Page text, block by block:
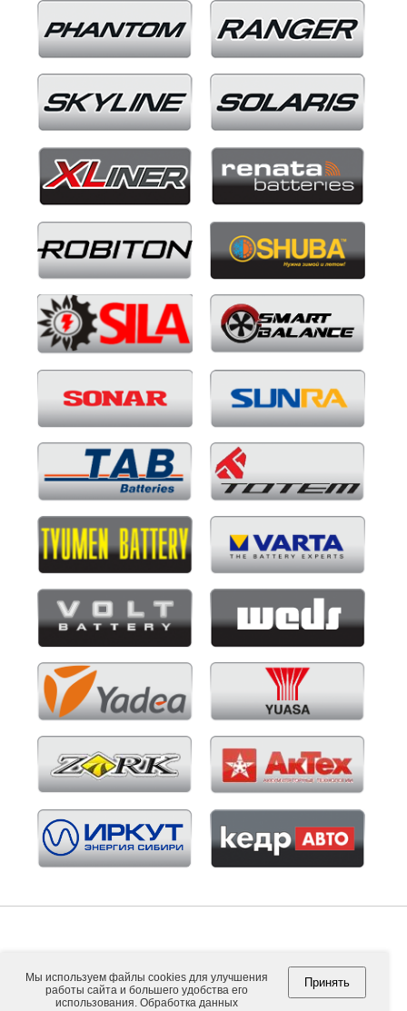
Copyright © 2026. ООО "ВНЕШПОСЫЛТОРГ".
Мы используем файлы cookies для улучшения
работы сайта и большего удобства его
использования. Обработка данных
Принять